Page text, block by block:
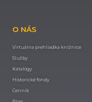
O NÁS
Virtuálna prehliadka knižnice
Služby
Katalógy
Historické fondy
Cenník